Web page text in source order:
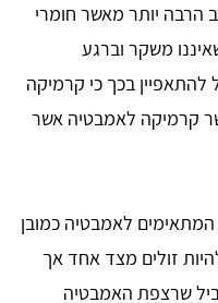
הרבה יותר מאשר חומרי
משקר וברגע
בכך כי קרמיקה
קרמיקה לאמבטיה אשר
המתאימים לאמבטיה כמובן
זולים מצד אחד אך
שרצפת האמבטיה